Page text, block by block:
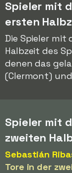
Spieler mit
ersten
Die Spieler mit
Halbzeit des
denen das
(Clermont) und
Spieler mit
zweiten
Sebastián
Tore in der